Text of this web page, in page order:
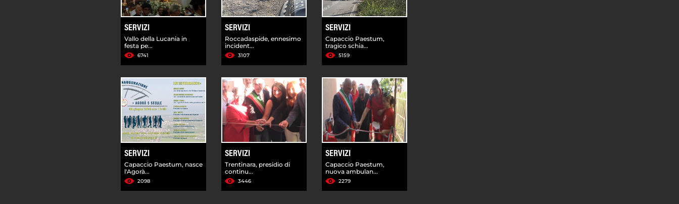
SERVIZI
Vallo della Lucania in
festa pe...
6741
SERVIZI
Roccadaspide, ennesimo
incident...
3107
SERVIZI
Capaccio Paestum,
tragico schia...
5159
SERVIZI
Capaccio Paestum, nasce
l'Agorà...
2098
SERVIZI
Trentinara, presidio di
continu...
3446
SERVIZI
Capaccio Paestum,
nuova ambulan...
2279